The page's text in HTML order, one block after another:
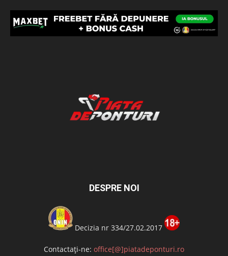
DESPRE NOI
Decizia nr 334/27.02.2017
Contactați-ne: office[@]piatadeponturi.ro